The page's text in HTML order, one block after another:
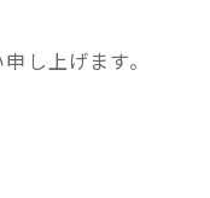
し上げます。